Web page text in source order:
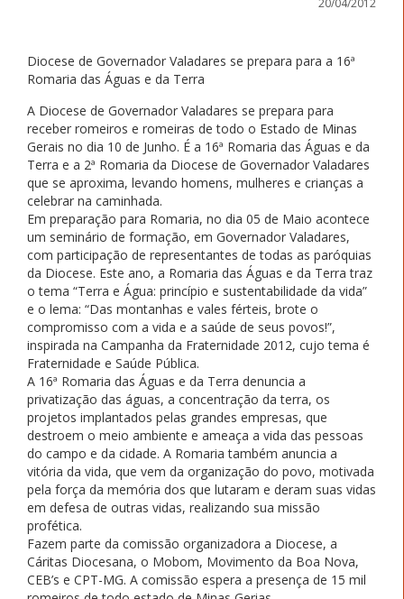
Diocese de Governador Valadares se prepara para a 16ª
Romaria das Águas e da Terra
A Diocese de Governador Valadares se prepara para
receber romeiros e romeiras de todo o Estado de Minas
Gerais no dia 10 de Junho. É a 16ª Romaria das Águas e da
Terra e a 2ª Romaria da Diocese de Governador Valadares
que se aproxima, levando homens, mulheres e crianças a
celebrar na caminhada.
Em preparação para Romaria, no dia 05 de Maio acontece
um seminário de formação, em Governador Valadares,
com participação de representantes de todas as paróquias
da Diocese. Este ano, a Romaria das Águas e da Terra traz
o tema “Terra e Água: princípio e sustentabilidade da vida”
e o lema: “Das montanhas e vales férteis, brote o
compromisso com a vida e a saúde de seus povos!”,
inspirada na Campanha da Fraternidade 2012, cujo tema é
Fraternidade e Saúde Pública.
A 16ª Romaria das Águas e da Terra denuncia a
privatização das águas, a concentração da terra, os
projetos implantados pelas grandes empresas, que
destroem o meio ambiente e ameaça a vida das pessoas
do campo e da cidade. A Romaria também anuncia a
vitória da vida, que vem da organização do povo, motivada
pela força da memória dos que lutaram e deram suas vidas
em defesa de outras vidas, realizando sua missão
profética.
Fazem parte da comissão organizadora a Diocese, a
Cáritas Diocesana, o Mobom, Movimento da Boa Nova,
CEB’s e CPT-MG. A comissão espera a presença de 15 mil